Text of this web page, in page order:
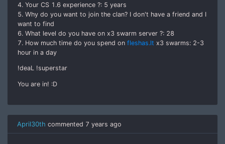
4. Your CS 1.6 experience ?: 5 years
5. Why do you want to join the clan? I don't have a friend and I
want to find
6. What level do you have on x3 swarm server ?: 28
7. How much time do you spend on fleshas.lt x3 swarms: 2-3
hour in a day
!deaL !superstar
You are in! :D
April30th commented 7 years ago